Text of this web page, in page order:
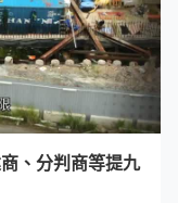
、分判商等提九